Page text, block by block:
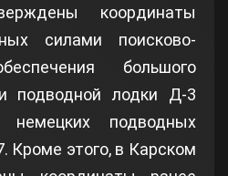
координаты
силами поисково-
большого
подводной лодки Д-3
немецких подводных
Кроме этого, в Карском